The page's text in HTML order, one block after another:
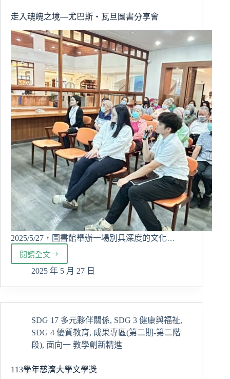
演
走入魂魄之境—尤巴斯・瓦旦圖書分享會
2025/5/27，圖書館舉辦一場別具深度的文化…
閱讀全文
走
入
之
—
尤
巴
瓦
2025 年 5 月 27 日
SDG 17 多元夥伴關係, SDG 3 健康與福祉,
SDG 4 優質教育, 成果專區(第二期-第二階
段), 面向一 教學創新精進
113學年慈濟大學文學獎